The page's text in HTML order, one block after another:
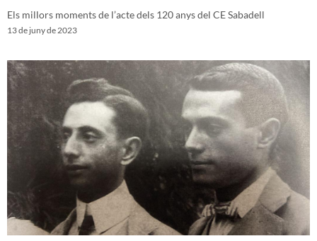
Els millors moments de l’acte dels 120 anys del CE Sabadell
13 de juny de 2023